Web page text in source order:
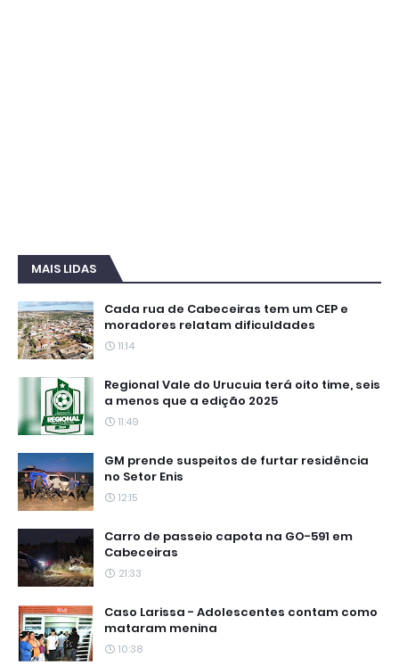
MAIS LIDAS
Cada rua de Cabeceiras tem um CEP e
moradores relatam dificuldades
11:14
Regional Vale do Urucuia terá oito time, seis
a menos que a edição 2025
11:49
GM prende suspeitos de furtar residência
no Setor Enis
12:15
Carro de passeio capota na GO-591 em
Cabeceiras
21:33
Caso Larissa - Adolescentes contam como
mataram menina
10:38